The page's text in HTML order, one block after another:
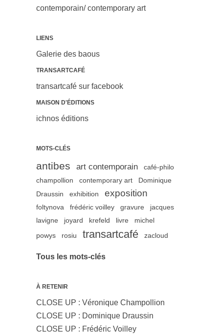
contemporain/ contemporary art
LIENS
Galerie des baous
TRANSARTCAFÉ
transartcafé sur facebook
MAISON D'ÉDITIONS
ichnos éditions
MOTS-CLÉS
antibes art contemporain
café-philo
champollion
contemporary art
Dominique
Draussin
exhibition exposition
foltynova frédéric voilley gravure
jacques
lavigne
joyard krefeld livre
michel
powys
rosiu transartcafé zacloud
Tous les mots-clés
À RETENIR
CLOSE UP : Véronique Champollion
CLOSE UP : Dominique Draussin
CLOSE UP : Frédéric Voilley